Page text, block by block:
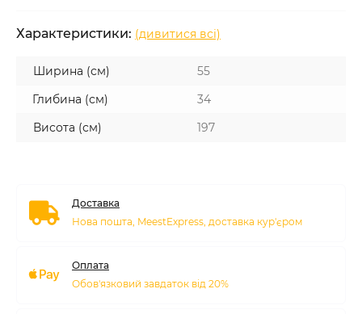
Характеристики: (дивитися всі)
Ширина (см)
55
Глибина (см)
34
Висота (см)
197
Доставка
Нова пошта, MeestExpress, доставка кур'єром
Оплата
Обов'язковий завдаток від 20%